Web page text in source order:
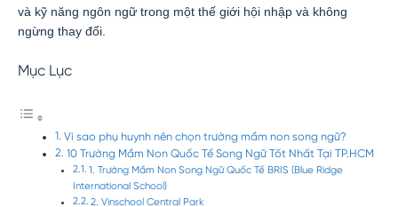
và kỹ năng ngôn ngữ trong một thế giới hội nhập và không
ngừng thay đổi.
Mục Lục
Vì sao phụ huynh nên chọn trường mầm non song ngữ?
10 Trường Mầm Non Quốc Tế Song Ngữ Tốt Nhất Tại TP.HCM
1. Trường Mầm Non Song Ngữ Quốc Tế BRIS (Blue Ridge
International School)
2. Vinschool Central Park